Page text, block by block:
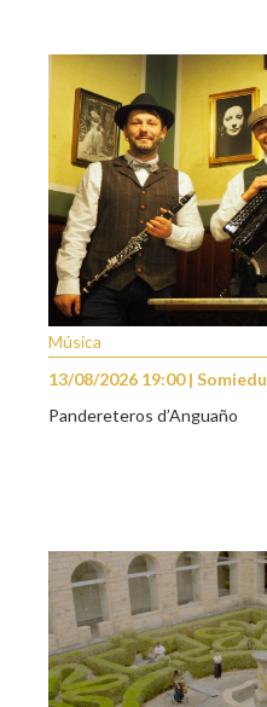
Música
13/08/2026 19:00 | Somiedu
Pandereteros d’Anguaño